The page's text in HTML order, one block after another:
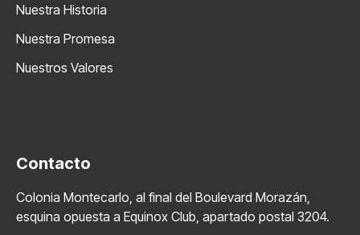
Nuestra Historia
Nuestra Promesa
Nuestros Valores
Contacto
Colonia Montecarlo, al final del Boulevard Morazán,
esquina opuesta a Equinox Club, apartado postal 3204.